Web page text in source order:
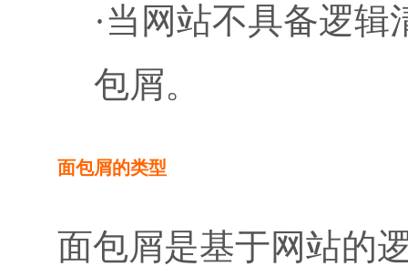
·当网站不具备逻
包屑。
面包屑的类型
面包屑是基于网站的